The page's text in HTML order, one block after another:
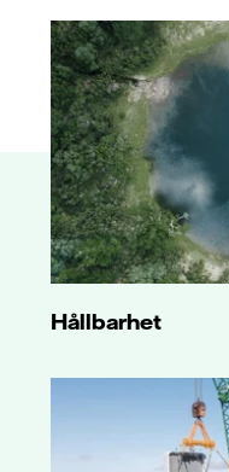
Hållbarhet